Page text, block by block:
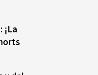
¡La